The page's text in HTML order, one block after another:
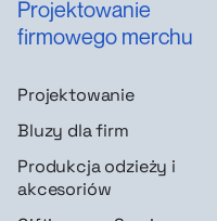
Projektowanie
firmowego merchu
Projektowanie
Bluzy dla firm
Produkcja odzieży i
akcesoriów